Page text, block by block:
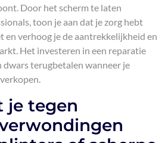
Door het scherm te laten
toon je aan dat je zorg hebt
en verhoog je de aantrekkelijkheid en
Het investeren in een reparatie
dwars terugbetalen wanneer je
je tegen